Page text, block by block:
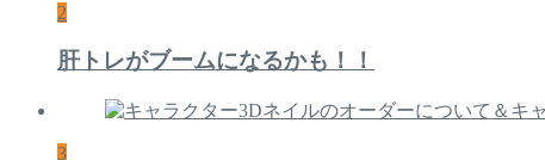
2
肝トレがブームになるかも！！
3